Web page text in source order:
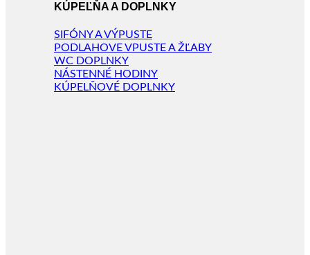
KÚPEĽŇA A DOPLNKY
SIFÓNY A VÝPUSTE
PODLAHOVE VPUSTE A ŽĽABY
WC DOPLNKY
NÁSTENNÉ HODINY
KÚPELŇOVÉ DOPLNKY